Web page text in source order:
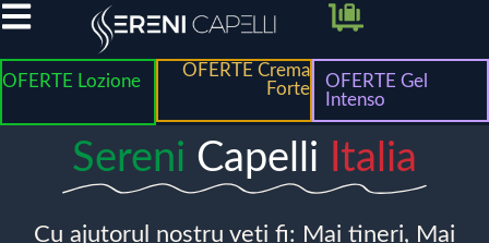
OFERTE Lozione
OFERTE Crema
Forte
OFERTE Gel
Intenso
Sereni Capelli Italia
Cu ajutorul nostru veți fi: Mai tineri, Mai